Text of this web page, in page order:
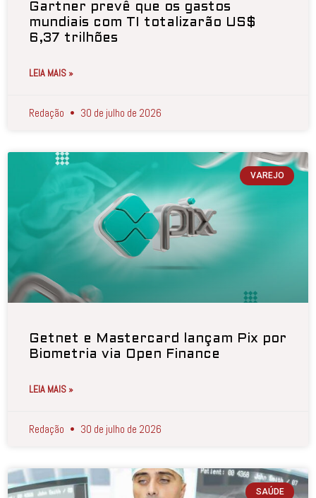
Gartner prevê que os gastos
mundiais com TI totalizarão US$
6,37 trilhões
LEIA MAIS »
Redação 30 de julho de 2026
VAREJO
Getnet e Mastercard lançam Pix por
Biometria via Open Finance
LEIA MAIS »
Redação 30 de julho de 2026
SAÚDE